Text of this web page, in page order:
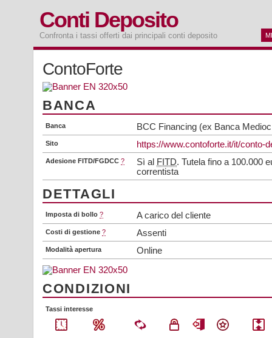
Conti Deposito
Confronta i tassi offerti dai principali conti deposito
ContoForte
BANCA
Banca BCC Financing (ex Banca
Sito https://www.contoforte.it/it/conto-
Adesione FITD/FGDCC ? Sì al FITD. Tutela fino a 100.000
correntista
DETTAGLI
Imposta di bollo ? A carico del cliente
Costi di gestione ? Assenti
Modalità apertura Online
CONDIZIONI
Tassi interesse